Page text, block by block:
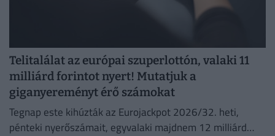
Telitalálat az európai szuperlottón, valaki 11
milliárd forintot nyert! Mutatjuk a
giganyereményt érő számokat
Tegnap este kihúzták az Eurojackpot 2026/32. heti,
pénteki nyerőszámait, egyvalaki majdnem 12 milliárd